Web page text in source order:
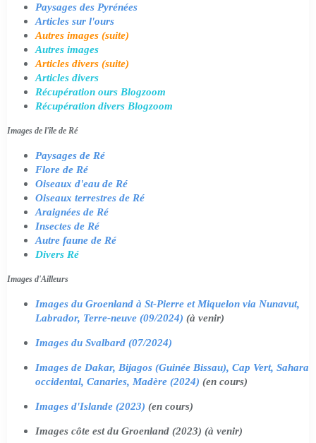
Paysages des Pyrénées
Articles sur l'ours
Autres images (suite)
Autres images
Articles divers (suite)
Articles divers
Récupération ours Blogzoom
Récupération divers Blogzoom
Images de l'île de Ré
Paysages de Ré
Flore de Ré
Oiseaux d'eau de Ré
Oiseaux terrestres de Ré
Araignées de Ré
Insectes de Ré
Autre faune de Ré
Divers Ré
Images d'Ailleurs
Images du Groenland à St-Pierre et Miquelon via Nunavut,
Labrador, Terre-neuve (09/2024) (à venir)
Images du Svalbard (07/2024)
Images de Dakar, Bijagos (Guinée Bissau), Cap Vert, Sahara
occidental, Canaries, Madère (2024) (en cours)
Images d'Islande (2023) (en cours)
Images côte est du Groenland (2023) (à venir)